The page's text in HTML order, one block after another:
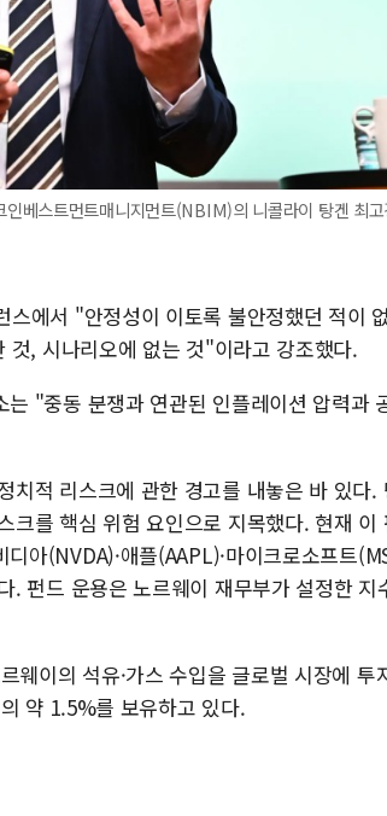
인베스트먼트매니지먼트(NBIM)의 니콜라이 탕겐 최
스에서 "안정성이 이토록 불안정했던 적이
, 시나리오에 없는 것"이라고 강조했다.
"중동 분쟁과 연관된 인플레이션 압력과
치적 리스크에 관한 경고를 내놓은 바 있다
크를 핵심 위험 요인으로 지목했다. 현재
아(NVDA)·애플(AAPL)·마이크로소프트
. 펀드 운용은 노르웨이 재무부가 설정한 지
웨이의 석유·가스 수입을 글로벌 시장에 투
약 1.5%를 보유하고 있다.